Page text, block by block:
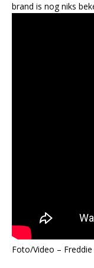
brand is nog niks
Foto/Video –